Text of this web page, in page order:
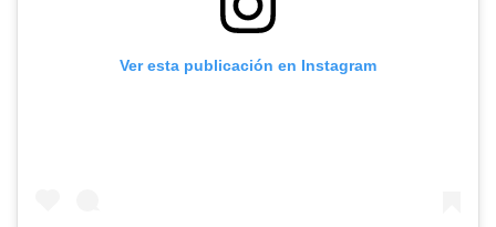
Ver esta publicación en Instagram